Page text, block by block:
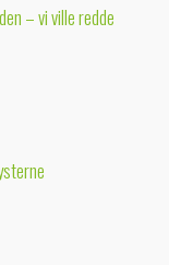
– vi ville redde